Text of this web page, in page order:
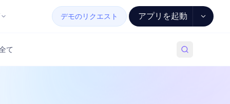
デモのリクエスト アプリを起動
て